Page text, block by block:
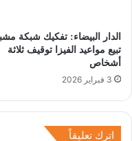
الدار البيضاء: تفكيك شبكة
تبيع مواعيد الفيزا توقيف ثلاثة
أشخاص
3 فبراير 2026
اترك تعليقاً